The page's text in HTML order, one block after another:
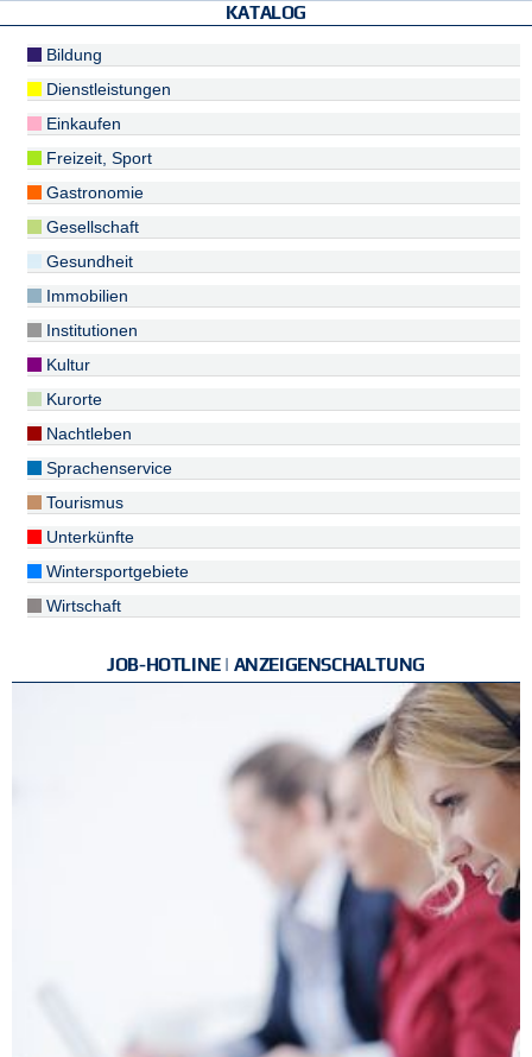
KATALOG
Bildung
Dienstleistungen
Einkaufen
Freizeit, Sport
Gastronomie
Gesellschaft
Gesundheit
Immobilien
Institutionen
Kultur
Kurorte
Nachtleben
Sprachenservice
Tourismus
Unterkünfte
Wintersportgebiete
Wirtschaft
JOB-HOTLINE | ANZEIGENSCHALTUNG